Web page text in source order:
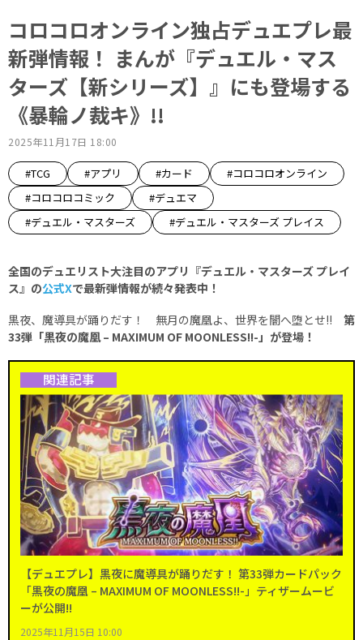
コロコロオンライン独占デュエプレ最
新弾情報！ まんが『デュエル・マス
ターズ【新シリーズ】』にも登場する
《暴輪ノ裁キ》!!
2025年11月17日 18:00
#TCG #アプリ #カード
#コロコロオンライン
#コロコロコミック
#デュエマ
#デュエル・マスターズ
#デュエル・マスターズ プレイス
全国のデュエリスト大注目のアプリ『デュエル・マスターズ プレイ
ス』の公式Xで最新弾情報が続々発表中！
黒夜、魔導具が踊りだす！ 無月の魔凰よ、世界を闇へ堕とせ!! 第
33弾「黒夜の魔凰 – MAXIMUM OF MOONLESS!!-」が登場！
関連記事
【デュエプレ】黒夜に魔導具が踊りだす！ 第33弾カードパック
「黒夜の魔凰 – MAXIMUM OF MOONLESS!!-」ティザームービ
ーが公開!!
2025年11月15日 10:00